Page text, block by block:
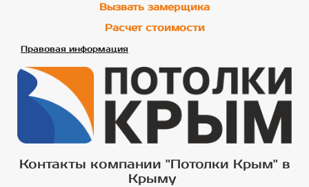
Вызвать замерщика
Расчет стоимости
Правовая информация
Контакты компании "Потолки Крым" в
Крыму